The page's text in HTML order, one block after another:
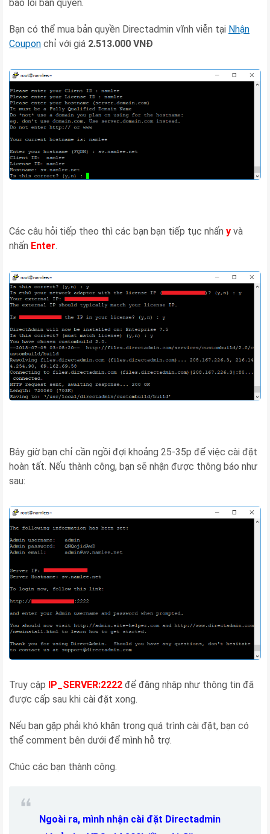
báo lỗi bản quyền.
Bạn có thể mua bản quyền Directadmin vĩnh viễn tại Nhận
Coupon chỉ với giá 2.513.000 VNĐ
Các câu hỏi tiếp theo thì các bạn bạn tiếp tục nhấn y và
nhấn Enter.
Bây giờ bạn chỉ cần ngồi đợi khoảng 25-35p để việc cài đặt
hoàn tất. Nếu thành công, bạn sẽ nhận được thông báo như
sau:
Truy cập IP_SERVER:2222 để đăng nhập như thông tin đã
được cấp sau khi cài đặt xong.
Nếu bạn gặp phải khó khăn trong quá trình cài đặt, bạn có
thể comment bên dưới để mình hỗ trợ.
Chúc các bạn thành công.
Ngoài ra, mình nhận cài đặt Directadmin